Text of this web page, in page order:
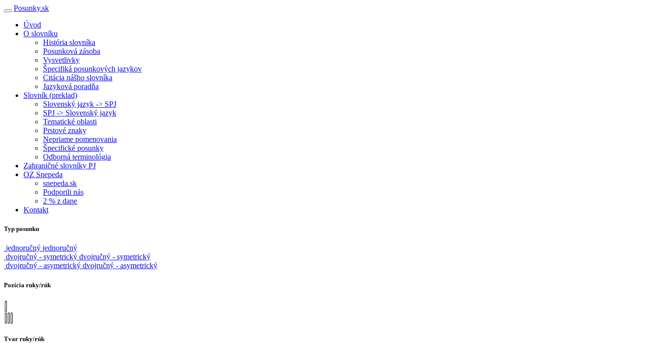
Posunky.sk
Úvod
O slovníku
História slovníka
Posunková zásoba
Vysvetlivky
Špecifiká posunkových jazykov
Citácia nášho slovníka
Jazyková poradňa
Slovník (preklad)
Slovenský jazyk -> SPJ
SPJ -> Slovenský jazyk
Tematické oblasti
Prstové znaky
Nepriame pomenovania
Špecifické posunky
Odborná terminológia
Zahraničné slovníky PJ
OZ Snepeda
snepeda.sk
Podporili nás
2 % z dane
Kontakt
Typ posunku
jednoručný jednoručný
dvojručný - symetrický dvojručný - symetrický
dvojručný - asymetrický dvojručný - asymetrický
Pozícia ruky/rúk
Tvar ruky/rúk